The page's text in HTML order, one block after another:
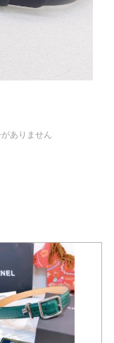
ありません